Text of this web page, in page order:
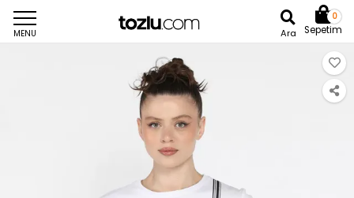
MENU Ara
0
Sepetim